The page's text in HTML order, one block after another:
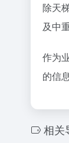
除天
及中
作为
的信
相关